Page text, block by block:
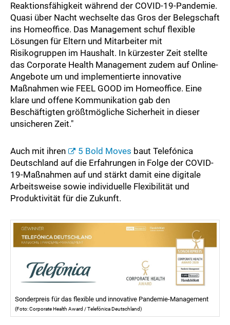
Reaktionsfähigkeit während der COVID-19-Pandemie.
Quasi über Nacht wechselte das Gros der Belegschaft
ins Homeoffice. Das Management schuf flexible
Lösungen für Eltern und Mitarbeiter mit
Risikogruppen im Haushalt. In kürzester Zeit stellte
das Corporate Health Management zudem auf Online-
Angebote um und implementierte innovative
Maßnahmen wie FEEL GOOD im Homeoffice. Eine
klare und offene Kommunikation gab den
Beschäftigten größtmögliche Sicherheit in dieser
unsicheren Zeit."
Auch mit ihren 5 Bold Moves baut Telefónica
Deutschland auf die Erfahrungen in Folge der COVID-
19-Maßnahmen auf und stärkt damit eine digitale
Arbeitsweise sowie individuelle Flexibilität und
Produktivität für die Zukunft.
Sonderpreis für das flexible und innovative Pandemie-Management
(Foto: Corporate Health Award / Telefónica Deutschland)